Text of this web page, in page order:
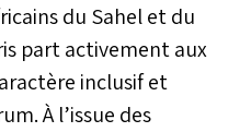
du Sahel et du
part activement aux
inclusif et
À l’issue des